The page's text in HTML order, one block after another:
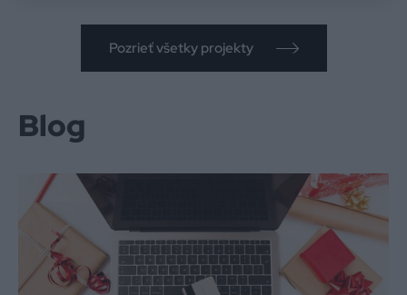
Pozrieť všetky projekty
Blog